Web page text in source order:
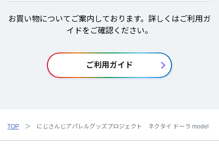
お買い物についてご案内しております。詳しくはご利用ガ
イドをご確認ください。
ご利用ガイド
TOP にじさんじアパレルグッズプロジェクト ネクタイ ドーラ model